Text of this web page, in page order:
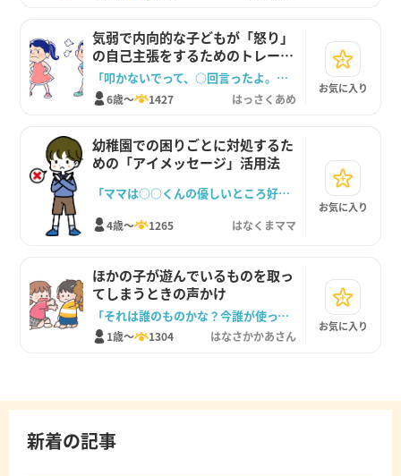
気弱で内向的な子どもが「怒り」
の自己主張をするためのトレーニ
ング方法を紹介します。
「叩かないでって、○回言ったよ。叩くなら、遊ばない！」
6歳～ 1427 はっさくあめ
お気に入り
幼稚園での困りごとに対処するた
めの「アイメッセージ」活用法
「ママは○○くんの優しいところ好きだけど、それはしてほしくないな」
4歳～ 1265 はなくまママ
お気に入り
ほかの子が遊んでいるものを取っ
てしまうときの声かけ
「それは誰のものかな？今誰が使ってたのかな？」
1歳～ 1304 はなさかかあさん
お気に入り
新着の記事